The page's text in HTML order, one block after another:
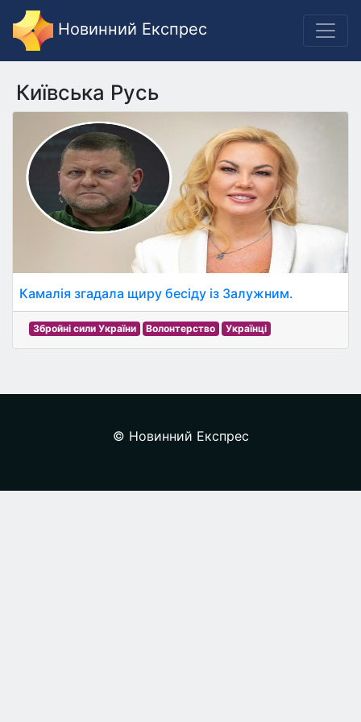
Новинний Експрес
Київська Русь
Камалія згадала щиру бесіду із Залужним.
Збройні сили України Волонтерство Українці
© Новинний Експрес